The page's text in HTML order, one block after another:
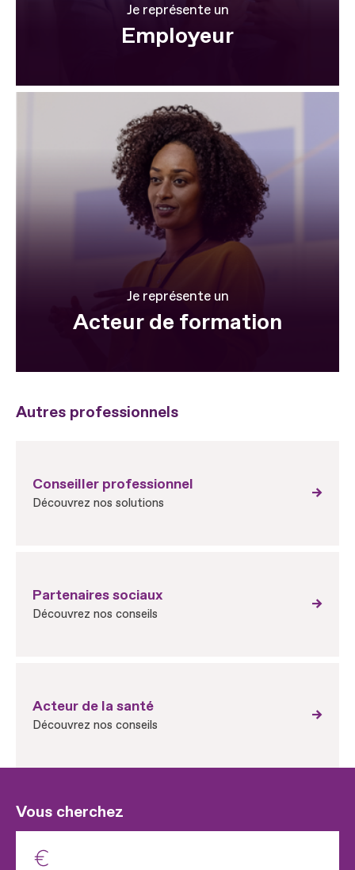
Je représente un
Employeur
Je représente un
Acteur de formation
Autres professionnels
Conseiller professionnel
Découvrez nos solutions
Partenaires sociaux
Découvrez nos conseils
Acteur de la santé
Découvrez nos conseils
Vous cherchez